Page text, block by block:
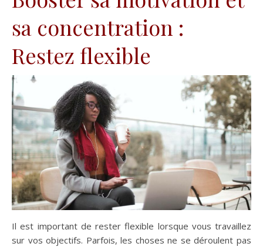
sa concentration :
Restez flexible
Il est important de rester flexible lorsque vous travaillez
sur vos objectifs. Parfois, les choses ne se déroulent pas